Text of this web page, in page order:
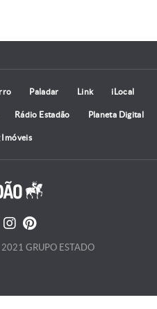
Paladar Link iLocal
Rádio Estadão Planeta Digital
Imóveis
GRUPO ESTADO